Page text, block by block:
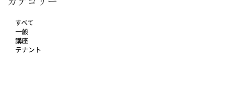
すべて
一般
講座
テナント